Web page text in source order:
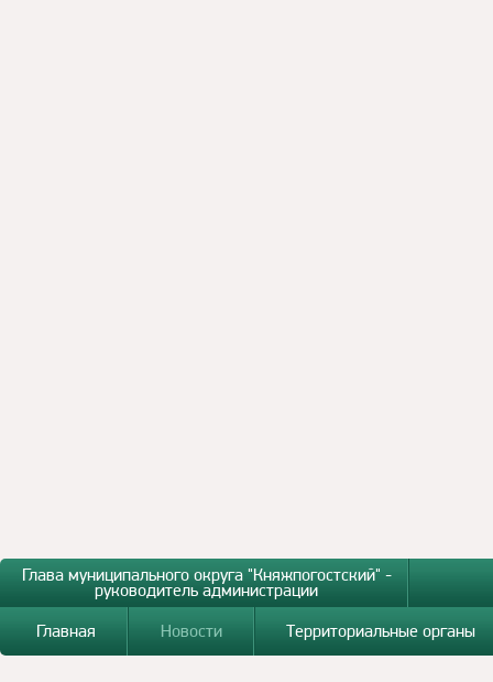
Глава муниципального округа "Княжпогостский" -
руководитель администрации
Главная
Новости Территориальные органы